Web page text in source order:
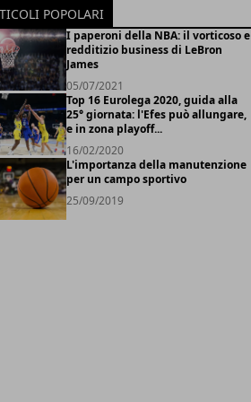
POPOLARI
I paperoni della NBA: il vorticoso e
redditizio business di LeBron
James
05/07/2021
Top 16 Eurolega 2020, guida alla
25° giornata: l'Efes può allungare,
e in zona playoff...
16/02/2020
L'importanza della manutenzione
per un campo sportivo
25/09/2019